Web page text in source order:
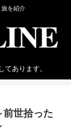
旅を紹介
てあります。
前世拾った